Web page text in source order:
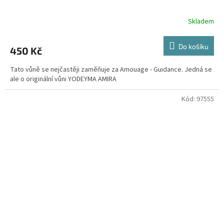
Skladem
450 Kč Do košíku
Tato vůně se nejčastěji zaměňuje za Amouage - Guidance. Jedná se
ale o originální vůni YODEYMA AMIRA
Kód: 97555